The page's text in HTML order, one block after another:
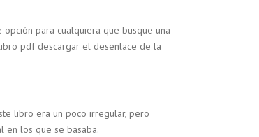
para cualquiera que busque una
pdf descargar el desenlace de la
libro era un poco irregular, pero
en los que se basaba.